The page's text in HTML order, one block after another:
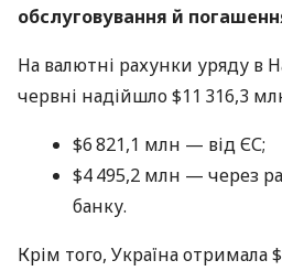
обслуговування й
На валютні рахунки уряду в
червні надійшло $11 316,3
$6 821,1 млн — від ЄС;
$4 495,2 млн — через
банку.
Крім того, Україна отримала